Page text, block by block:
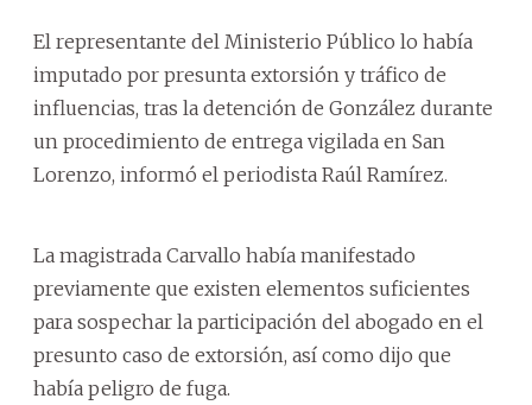
El representante del Ministerio Público lo había
imputado por presunta extorsión y tráfico de
influencias, tras la detención de González durante
un procedimiento de entrega vigilada en San
Lorenzo, informó el periodista Raúl Ramírez.
La magistrada Carvallo había manifestado
previamente que existen elementos suficientes
para sospechar la participación del abogado en el
presunto caso de extorsión, así como dijo que
había peligro de fuga.